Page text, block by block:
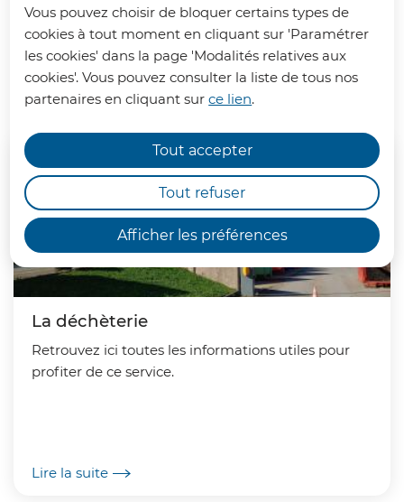
Vous pouvez choisir de bloquer certains types de
cookies à tout moment en cliquant sur 'Paramétrer
les cookies' dans la page 'Modalités relatives aux
cookies'. Vous pouvez consulter la liste de tous nos
partenaires en cliquant surce lien.
Afficher les préférences
Tout accepter
Tout refuser
La déchèterie communautaire est
accessible aux particuliers ainsi
qu'aux professionnels de la CCPHVA.
La déchèterie
Retrouvez ici toutes les informations utiles pour
profiter de ce service.
Lire la suite